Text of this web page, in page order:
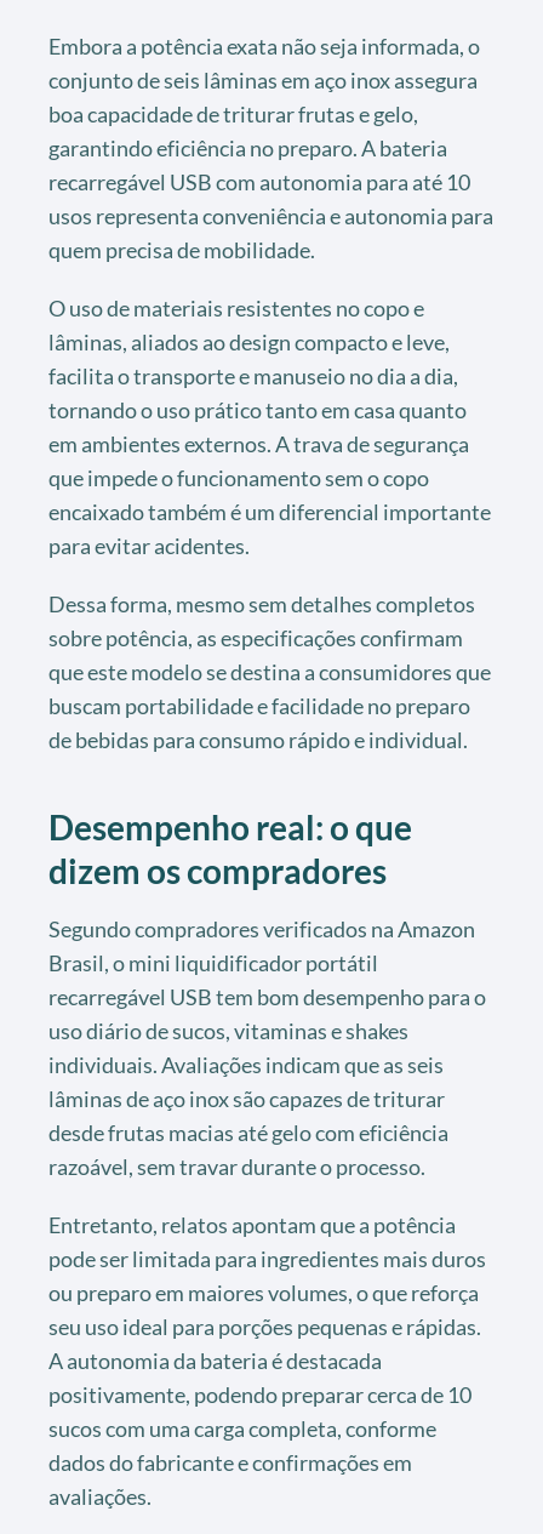
Embora a potência exata não seja informada, o
conjunto de seis lâminas em aço inox assegura
boa capacidade de triturar frutas e gelo,
garantindo eficiência no preparo. A bateria
recarregável USB com autonomia para até 10
usos representa conveniência e autonomia para
quem precisa de mobilidade.
O uso de materiais resistentes no copo e
lâminas, aliados ao design compacto e leve,
facilita o transporte e manuseio no dia a dia,
tornando o uso prático tanto em casa quanto
em ambientes externos. A trava de segurança
que impede o funcionamento sem o copo
encaixado também é um diferencial importante
para evitar acidentes.
Dessa forma, mesmo sem detalhes completos
sobre potência, as especificações confirmam
que este modelo se destina a consumidores que
buscam portabilidade e facilidade no preparo
de bebidas para consumo rápido e individual.
Desempenho real: o que
dizem os compradores
Segundo compradores verificados na Amazon
Brasil, o mini liquidificador portátil
recarregável USB tem bom desempenho para o
uso diário de sucos, vitaminas e shakes
individuais. Avaliações indicam que as seis
lâminas de aço inox são capazes de triturar
desde frutas macias até gelo com eficiência
razoável, sem travar durante o processo.
Entretanto, relatos apontam que a potência
pode ser limitada para ingredientes mais duros
ou preparo em maiores volumes, o que reforça
seu uso ideal para porções pequenas e rápidas.
A autonomia da bateria é destacada
positivamente, podendo preparar cerca de 10
sucos com uma carga completa, conforme
dados do fabricante e confirmações em
avaliações.